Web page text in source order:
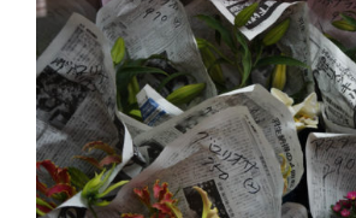
Collaborations
Direction créative